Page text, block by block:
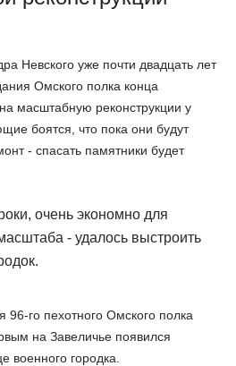
Невского уже почти двадцать лет
Омского полка конца
масштабную реконструкции у
боятся, что пока они будут
- спасать памятники будет
очень экономно для
- удалось выстроить
96-го пехотного Омского полка
на Завеличье появился
военного городка.